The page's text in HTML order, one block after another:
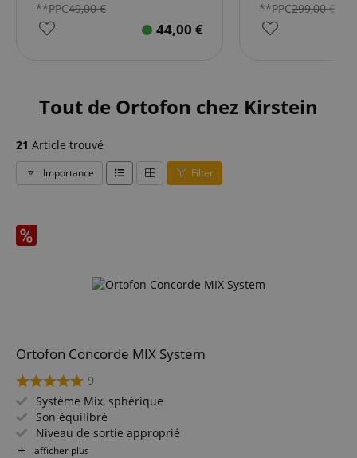
**PPC49,00€
44,00 €
**PPC299,00€
Tout de Ortofon chez Kirstein
21 Article trouvé
Importance Filter
Ortofon Concorde MIX System
9
Système Mix, sphérique
Son équilibré
Niveau de sortie approprié
Reproduction sonore équilibrée
afficher plus